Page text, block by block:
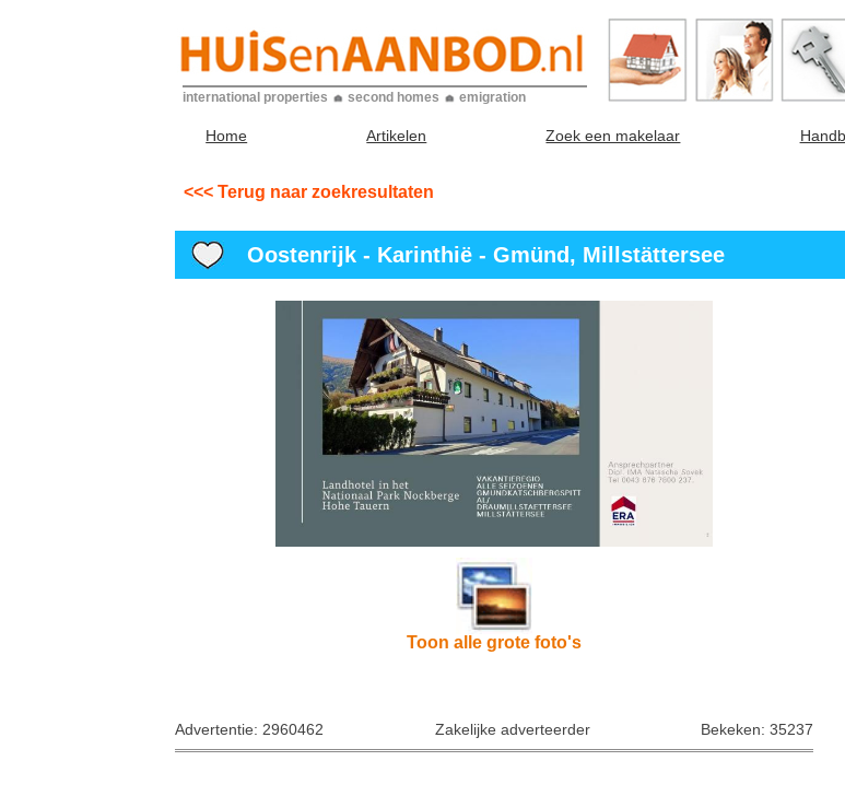
international properties second homes emigration
Home Artikelen Zoek een makelaar
<<< Terug naar zoekresultaten
Oostenrijk - Karinthië - Gmünd, Millstättersee
Toon alle grote foto's
Advertentie: 2960462 Zakelijke adverteerder Bekeken: 35237